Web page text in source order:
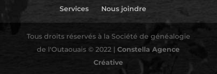
Services
Nous joindre
Tous droits réservés à la Société de généalogie
de l'Outaouais © 2022 |Constella Agence
Créative